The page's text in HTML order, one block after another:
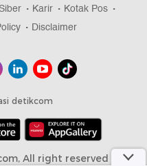
Karir
Kotak Pos
Disclaimer
detikcom
All right reserved